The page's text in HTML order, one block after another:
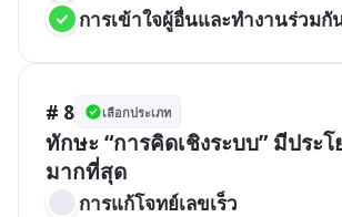
การเข้าใจผู้อื่นและทำงานร่วมกั
# 8 เลือกประเภท
ทักษะ “การคิดเชิงระบบ” มีประ
มากที่สุด
การแก้โจทย์เลขเร็ว